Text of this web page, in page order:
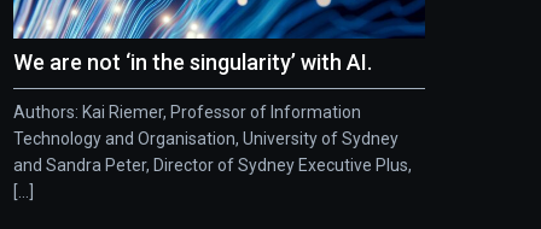
We are not ‘in the singularity’ with AI.
Authors: Kai Riemer, Professor of Information
Technology and Organisation, University of Sydney
and Sandra Peter, Director of Sydney Executive Plus,
[...]